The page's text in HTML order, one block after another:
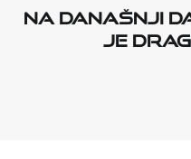
Na današnji
je